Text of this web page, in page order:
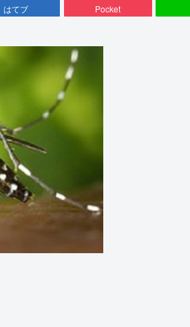
はてブ Pocket